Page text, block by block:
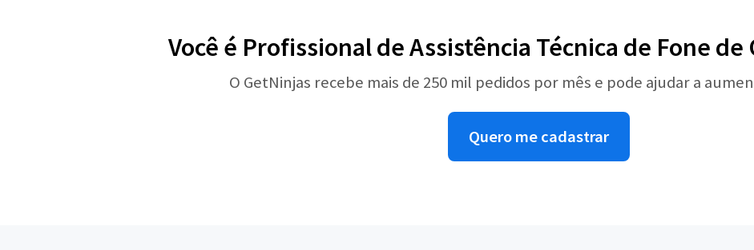
Você é Profissional de Assistência Técnica de Fone de
O GetNinjas recebe mais de 250 mil pedidos por mês e pode ajudar a
Quero me cadastrar